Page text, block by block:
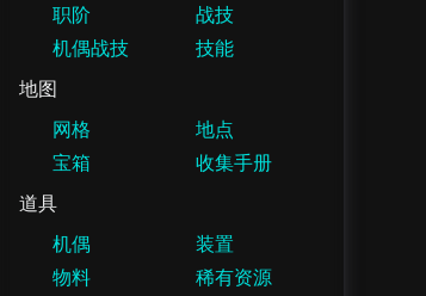
职阶
战技
机偶战技
技能
地图
网格
地点
宝箱
收集手册
道具
机偶
装置
物料
稀有资源